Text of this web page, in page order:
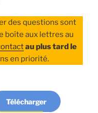
des questions sont
boîte aux lettres au
au plus tard le
en priorité.
Télécharger